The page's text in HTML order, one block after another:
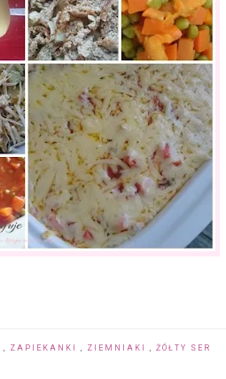
ZAPIEKANKI ZIEMNIAKI ŻÓŁTY SER